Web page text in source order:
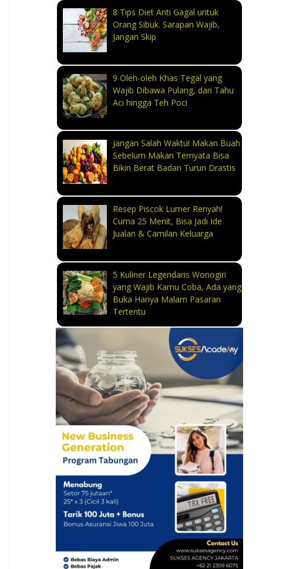
8 Tips Diet Anti Gagal untuk
Orang Sibuk. Sarapan Wajib,
Jangan Skip
9 Oleh-oleh Khas Tegal yang
Wajib Dibawa Pulang, dari Tahu
Aci hingga Teh Poci
Jangan Salah Waktu! Makan Buah
Sebelum Makan Ternyata Bisa
Bikin Berat Badan Turun Drastis
Resep Piscok Lumer Renyah!
Cuma 25 Menit, Bisa Jadi Ide
Jualan & Camilan Keluarga
5 Kuliner Legendaris Wonogiri
yang Wajib Kamu Coba, Ada yang
Buka Hanya Malam Pasaran
Tertentu